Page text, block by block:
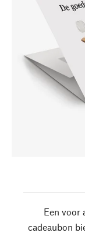
Een voor
cadeaubon